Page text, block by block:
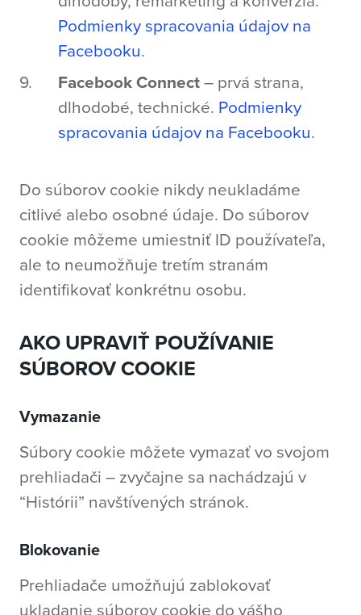
Podmienky spracovania údajov na
Facebooku.
Facebook Connect– prvá strana,
dlhodobé, technické. Podmienky
spracovania údajov na Facebooku.
Do súborov cookie nikdy neukladáme
citlivé alebo osobné údaje. Do súborov
cookie môžeme umiestniť ID používateľa,
ale to neumožňuje tretím stranám
identifikovať konkrétnu osobu.
AKO UPRAVIŤ POUŽÍVANIE
SÚBOROV COOKIE
Vymazanie
Súbory cookie môžete vymazať vo svojom
prehliadači – zvyčajne sa nachádzajú v
“Histórii” navštívených stránok.
Blokovanie
Prehliadače umožňujú zablokovať
ukladanie súborov cookie do vášho